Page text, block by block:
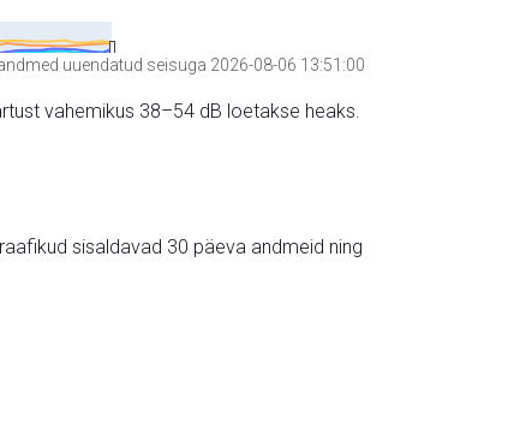
uuendatud seisuga 2026-08-06 13:51:00
vahemikus 38–54 dB loetakse heaks.
sisaldavad 30 päeva andmeid ning